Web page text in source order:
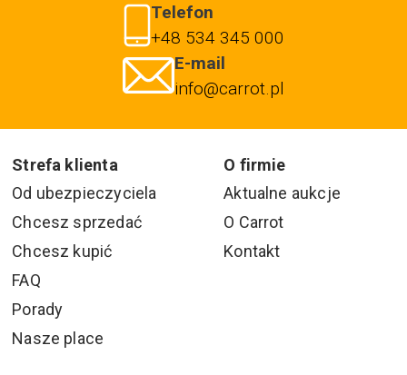
Telefon
+48 534 345 000
E-mail
info@carrot.pl
Strefa klienta
O firmie
Od ubezpieczyciela
Chcesz sprzedać
Chcesz kupić
FAQ
Porady
Nasze place
Aktualne aukcje
O Carrot
Kontakt